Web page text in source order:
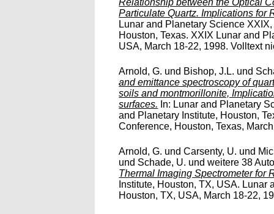
Relationship between the Optical
Particulate Quartz. Implications for
Lunar and Planetary Science
Houston, Texas. XXIX Lunar and
USA, March 18-22, 1998. Volltext
Arnold, G. und Bishop, J.L. und
and emittance spectroscopy of
soils and montmorillonite,
surfaces. In: Lunar and Planetary
and Planetary Institute, Houston,
Conference, Houston, Texas,
Arnold, G. undCarsenty, U. und
und Schade, U. und weitere 38
Thermal Imaging Spectrometer for
Institute, Houston, TX, USA.
Houston, TX, USA, March 18-22,